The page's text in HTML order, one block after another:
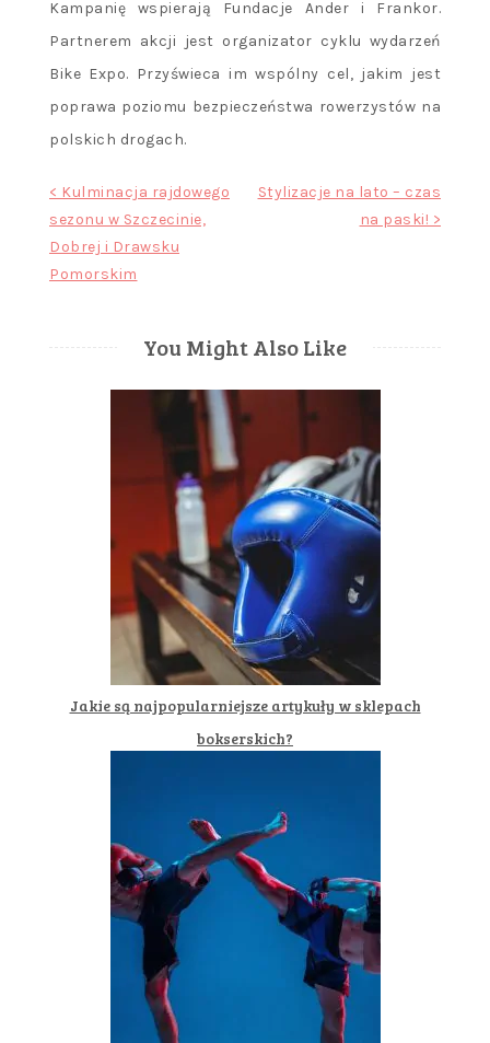
Kampanię wspierają Fundacje Ander i Frankor.
Partnerem akcji jest organizator cyklu wydarzeń
Bike Expo. Przyświeca im wspólny cel, jakim jest
poprawa poziomu bezpieczeństwa rowerzystów na
polskich drogach.
Nawigacja
wpisu
< Kulminacja rajdowego
sezonu w Szczecinie,
Dobrej i Drawsku
Pomorskim
Stylizacje na lato – czas
na paski! >
You Might Also Like
Jakie są najpopularniejsze artykuły w sklepach
bokserskich?